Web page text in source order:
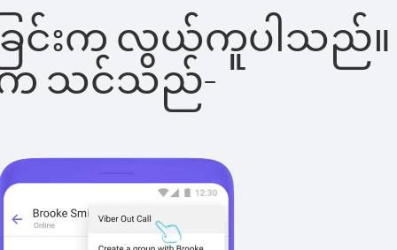
ါ်ခြင်းက လွယ်ကူပါသည်။
ါက သင်သည်-